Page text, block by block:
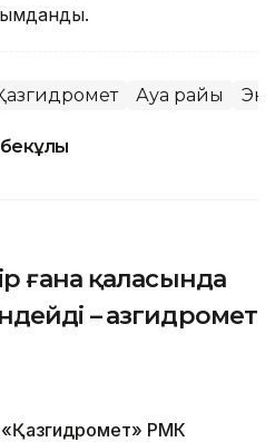
Ауа райы
ғана қаласында
– Қазгидромет
РМК